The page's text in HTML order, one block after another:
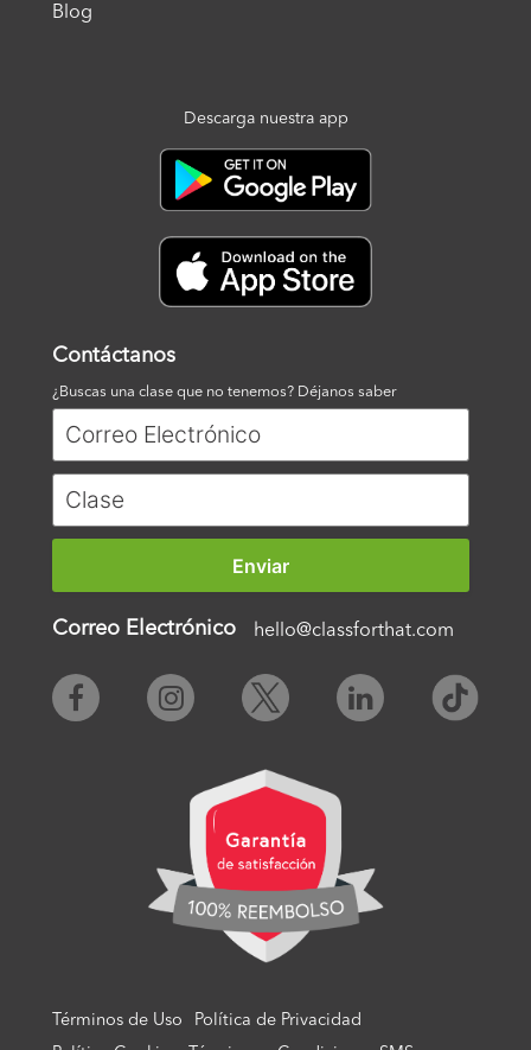
Blog
Descarga nuestra app
Contáctanos
¿Buscas una clase que no tenemos? Déjanos saber
Correo Electrónico hello@classforthat.com
Términos de Uso
Política de Privacidad